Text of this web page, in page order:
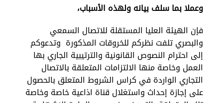
وعملا بما سلف بيانه ولهذه الأسباب،
فإن الهيئة العليا المستقلة للاتصال السمعي
والبصري تلفت نظركم للخروقات المذكورة وتدعوكم
إلى احترام النصوص القانونية والترتيبية الجاري بها
العمل وخاصة منها الالتزامات المتعلقة بالاتصال
التجاري الواردة في كراس الشروط المتعلق بالحصول
على إجازة إحداث واستغلال قناة اذاعية خاصة وخاصة
Français